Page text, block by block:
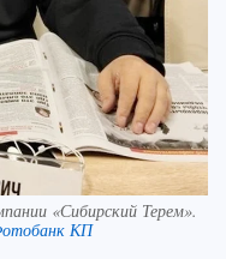
«Сибирский Терем».
КП